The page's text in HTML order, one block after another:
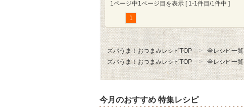
1ページ中1ページ目を表示 [ 1-1件目/1件中 ]
1
ズバうま！おつまみレシピTOP 全レシピ一覧
ズバうま！おつまみレシピTOP
全レシピ一覧
今月のおすすめ 特集レシピ